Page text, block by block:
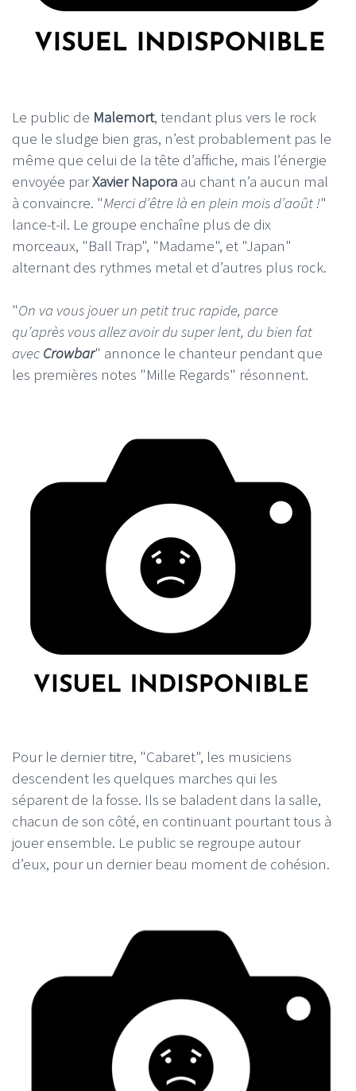
Le public de Malemort, tendant plus vers le rock
que le sludge bien gras, n’est probablement pas le
même que celui de la tête d’affiche, mais l’énergie
envoyée parXavier Napora au chant n’a aucun mal
à convaincre. "Merci d’être là en plein mois d’août !"
lance-t-il. Le groupe enchaîne plus de dix
morceaux, "Ball Trap", "Madame", et "Japan"
alternant des rythmes metal et d’autres plus rock.
"On va vous jouer un petit truc rapide, parce
qu’après vous allez avoir du super lent, du bien fat
avec Crowbar" annonce le chanteur pendant que
les premières notes "Mille Regards" résonnent.
Pour le dernier titre, "Cabaret", les musiciens
descendent les quelques marches qui les
séparent de la fosse. Ils se baladent dans la salle,
chacun de son côté, en continuant pourtant tous à
jouer ensemble. Le public se regroupe autour
d’eux, pour un dernier beau moment de cohésion.